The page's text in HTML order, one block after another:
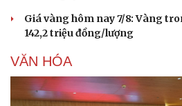
Giá vàng hôm nay 7/8: Vàng
142,2 triệu đồng/lượng
VĂN HÓA